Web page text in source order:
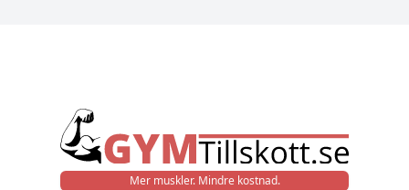
Mer muskler. Mindre kostnad.